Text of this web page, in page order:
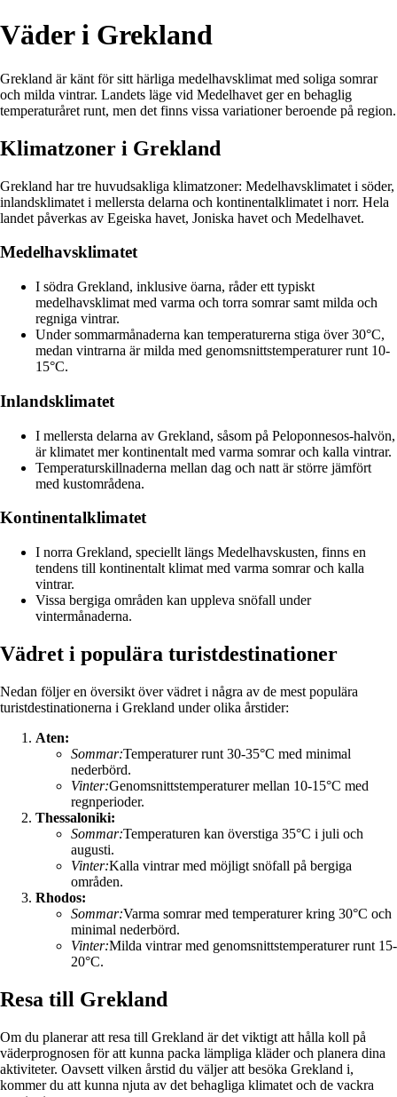
Väder i Grekland
Grekland är känt för sitt härliga medelhavsklimat med soliga somrar
och milda vintrar. Landets läge vid Medelhavet ger en behaglig
temperaturåret runt, men det finns vissa variationer beroende på region.
Klimatzoner i Grekland
Grekland har tre huvudsakliga klimatzoner: Medelhavsklimatet i söder,
inlandsklimatet i mellersta delarna och kontinentalklimatet i norr. Hela
landet påverkas av Egeiska havet, Joniska havet och Medelhavet.
Medelhavsklimatet
I södra Grekland, inklusive öarna, råder ett typiskt
medelhavsklimat med varma och torra somrar samt milda och
regniga vintrar.
Under sommarmånaderna kan temperaturerna stiga över 30°C,
medan vintrarna är milda med genomsnittstemperaturer runt 10-
15°C.
Inlandsklimatet
I mellersta delarna av Grekland, såsom på Peloponnesos-halvön,
är klimatet mer kontinentalt med varma somrar och kalla vintrar.
Temperaturskillnaderna mellan dag och natt är större jämfört
med kustområdena.
Kontinentalklimatet
I norra Grekland, speciellt längs Medelhavskusten, finns en
tendens till kontinentalt klimat med varma somrar och kalla
vintrar.
Vissa bergiga områden kan uppleva snöfall under
vintermånaderna.
Vädret i populära turistdestinationer
Nedan följer en översikt över vädret i några av de mest populära
turistdestinationerna i Grekland under olika årstider:
Aten:
Sommar:Temperaturer runt 30-35°C med minimal
nederbörd.
Vinter:Genomsnittstemperaturer mellan 10-15°C med
regnperioder.
Thessaloniki:
Sommar:Temperaturen kan överstiga 35°C i juli och
augusti.
Vinter:Kalla vintrar med möjligt snöfall på bergiga
områden.
Rhodos:
Sommar:Varma somrar med temperaturer kring 30°C och
minimal nederbörd.
Vinter:Milda vintrar med genomsnittstemperaturer runt 15-
20°C.
Resa till Grekland
Om du planerar att resa till Grekland är det viktigt att hålla koll på
väderprognosen för att kunna packa lämpliga kläder och planera dina
aktiviteter. Oavsett vilken årstid du väljer att besöka Grekland i,
kommer du att kunna njuta av det behagliga klimatet och de vackra